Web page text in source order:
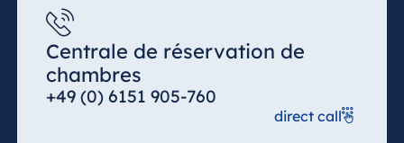
Maurice
Resort & Spa
Mauritius
Centrale de réservation de
chambres
+49 (0) 6151 905-760
direct call